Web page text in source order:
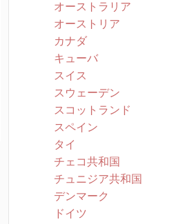
オーストラリア
オーストリア
カナダ
キューバ
スイス
スウェーデン
スコットランド
スペイン
タイ
チェコ共和国
チュニジア共和国
デンマーク
ドイツ